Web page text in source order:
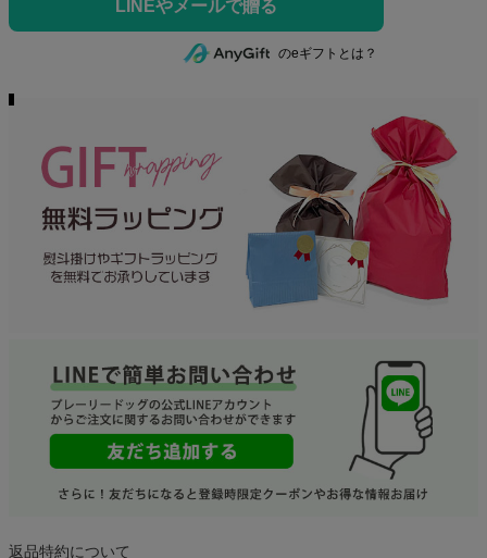
のeギフトとは？
返品特約について